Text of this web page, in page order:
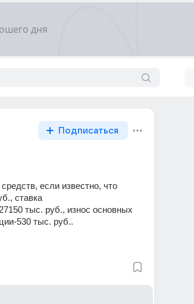
Подписаться
если известно, что
ставка
тыс. руб., износ основных
530 тыс. руб..